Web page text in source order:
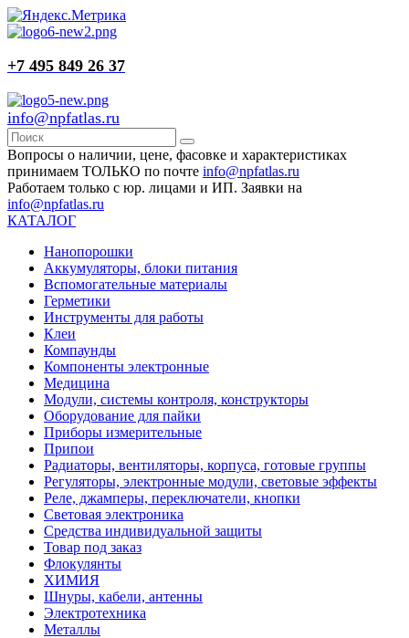
+7 495 849 26 37
info@npfatlas.ru
Вопросы о наличии, цене, фасовке и характеристиках
принимаем ТОЛЬКО по почте info@npfatlas.ru
Работаем только с юр. лицами и ИП. Заявки на
info@npfatlas.ru
КАТАЛОГ
Нанопорошки
Аккумуляторы, блоки питания
Вспомогательные материалы
Герметики
Инструменты для работы
Клеи
Компаунды
Компоненты электронные
Медицина
Модули, системы контроля, конструкторы
Оборудование для пайки
Приборы измерительные
Припои
Радиаторы, вентиляторы, корпуса, готовые группы
Регуляторы, электронные модули, световые эффекты
Реле, джамперы, переключатели, кнопки
Световая электроника
Средства индивидуальной защиты
Товар под заказ
Флокулянты
ХИМИЯ
Шнуры, кабели, антенны
Электротехника
Металлы